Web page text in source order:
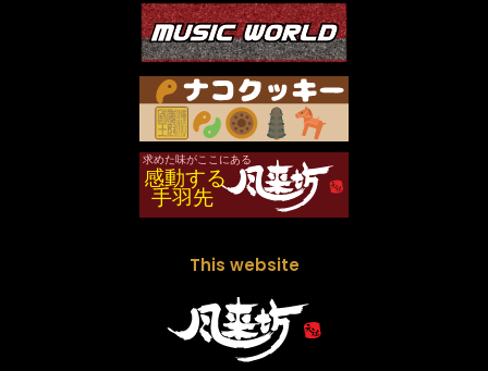
This website